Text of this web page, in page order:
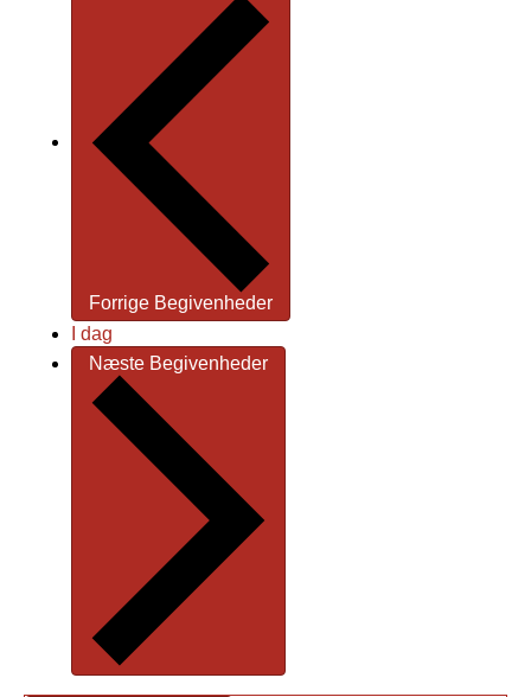
Forrige Begivenheder
I dag
Næste Begivenheder